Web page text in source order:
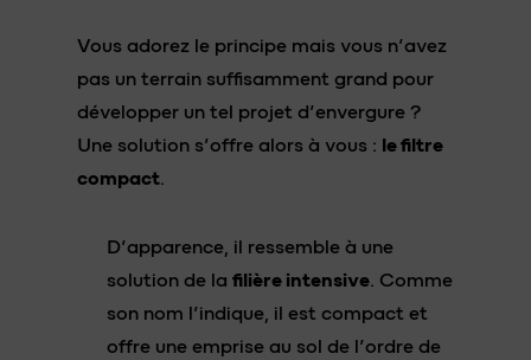
Vous adorez le principe mais vous n’avez
pas un terrain suffisamment grand pour
développer un tel projet d’envergure ?
Une solution s’offre alors à vous : le filtre
compact.
D’apparence, il ressemble à une
solution de la filière intensive. Comme
son nom l’indique, il est compact et
offre une emprise au sol de l’ordre de